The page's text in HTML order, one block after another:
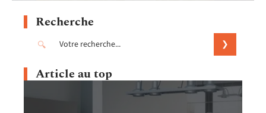
Recherche
Article au top